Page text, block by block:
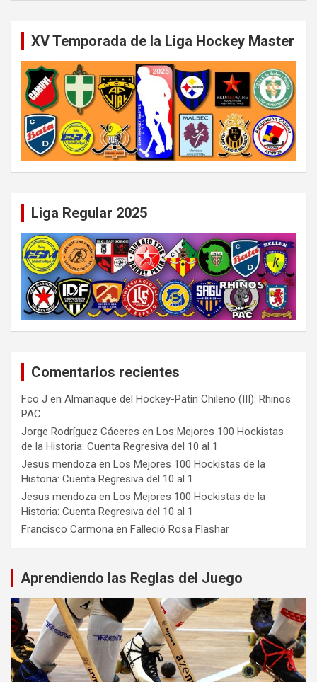
XV Temporada de la Liga Hockey Master
Liga Regular 2025
Comentarios recientes
Fco J en Almanaque del Hockey-Patín Chileno (III): Rhinos
PAC
Jorge Rodríguez Cáceres en Los Mejores 100 Hockistas
de la Historia: Cuenta Regresiva del 10 al 1
Jesus mendoza en Los Mejores 100 Hockistas de la
Historia: Cuenta Regresiva del 10 al 1
Jesus mendoza en Los Mejores 100 Hockistas de la
Historia: Cuenta Regresiva del 10 al 1
Francisco Carmona en Falleció Rosa Flashar
Aprendiendo las Reglas del Juego